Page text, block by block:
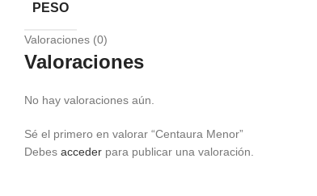
PESO
Valoraciones (0)
Valoraciones
No hay valoraciones aún.
Sé el primero en valorar “Centaura Menor”
Debes acceder para publicar una valoración.